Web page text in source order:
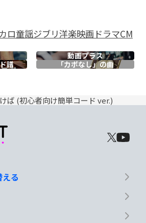
ロ童謡ジブリ洋楽映画ドラマCM
動画プラス
譜 「カポなし」の曲
ば (初心者向け簡単コード ver.)
る